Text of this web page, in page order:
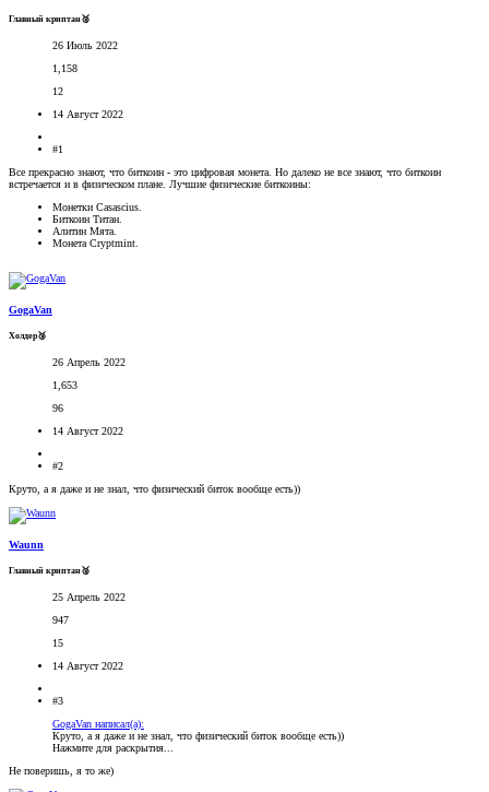
Главный криптан🥈
26 Июль 2022
1,158
12
14 Август 2022
#1
Все прекрасно знают, что биткоин - это цифровая монета. Но далеко не все знают, что биткоин
встречается и в физическом плане. Лучшие физические биткоины:
Монетки Casascius.
Биткоин Титан.
Алитин Мята.
Монета Cryptmint.
GogaVan
Холдер🥉
26 Апрель 2022
1,653
96
14 Август 2022
#2
Круто, а я даже и не знал, что физический биток вообще есть))
Waunn
Главный криптан🥈
25 Апрель 2022
947
15
14 Август 2022
#3
GogaVan написал(а):
Круто, а я даже и не знал, что физический биток вообще есть))
Нажмите для раскрытия...
Не поверишь, я то же)